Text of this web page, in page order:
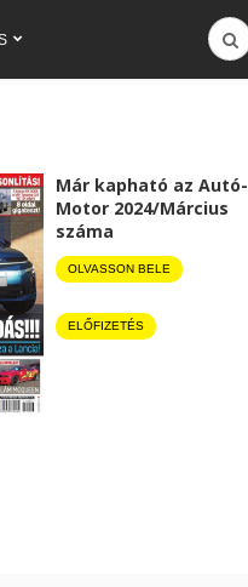
Már kapható az Autó-
Motor 2024/Március
száma
OLVASSON BELE
ELŐFIZETÉS